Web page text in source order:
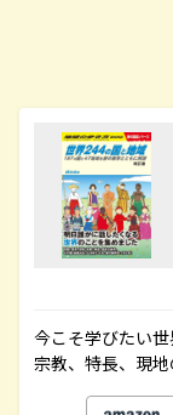
今こそ学びたい
宗教、特長、現